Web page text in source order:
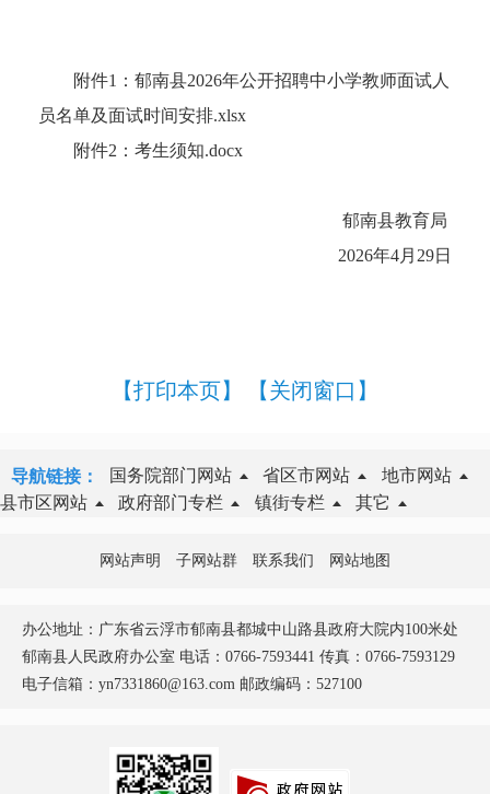
附件1：郁南县2026年公开招聘中小学教师面试人
员名单及面试时间安排.xlsx
附件2：考生须知.docx
郁南县教育局
2026年4月29日
【打印本页】 【关闭窗口】
导航链接： 国务院部门网站 省区市网站
地市网站
县市区网站
政府部门专栏 镇街专栏 其它
网站声明 子网站群 联系我们 网站地图
办公地址：广东省云浮市郁南县都城中山路县政府大院内100米处
郁南县人民政府办公室 电话：0766-7593441 传真：0766-7593129
电子信箱：yn7331860@163.com 邮政编码：527100